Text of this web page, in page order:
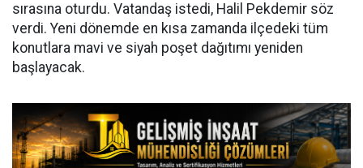
sırasına oturdu. Vatandaş istedi, Halil Pekdemir söz
verdi. Yeni dönemde en kısa zamanda ilçedeki tüm
konutlara mavi ve siyah poşet dağıtımı yeniden
başlayacak.